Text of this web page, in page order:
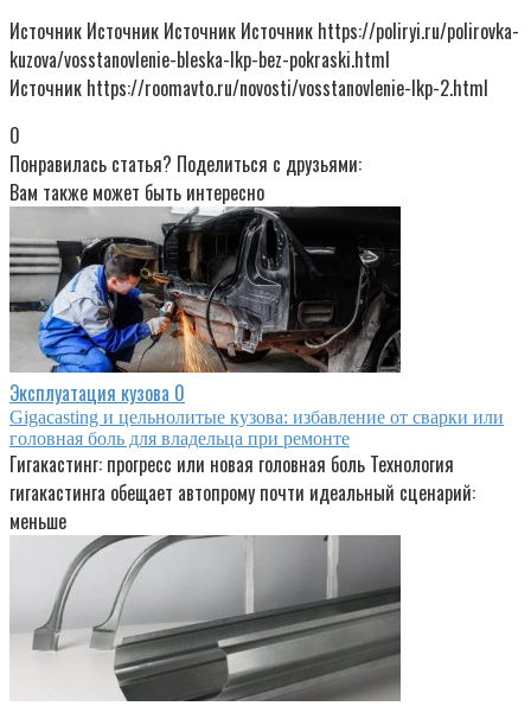
Источник Источник Источник Источник https://poliryi.ru/polirovka-
kuzova/vosstanovlenie-bleska-lkp-bez-pokraski.html
Источник https://roomavto.ru/novosti/vosstanovlenie-lkp-2.html
0
Понравилась статья? Поделиться с друзьями:
Вам также может быть интересно
Эксплуатация кузова 0
Gigacasting и цельнолитые кузова: избавление от сварки или
головная боль для владельца при ремонте
Гигакастинг: прогресс или новая головная боль Технология
гигакастинга обещает автопрому почти идеальный сценарий:
меньше